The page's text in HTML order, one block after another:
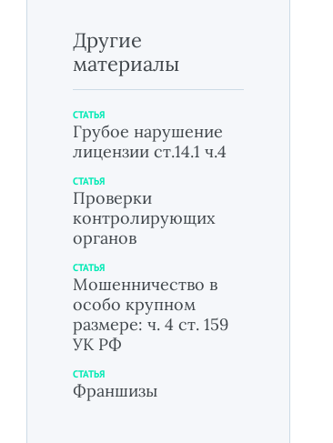
Другие
материалы
СТАТЬЯ
Грубое нарушение
лицензии ст.14.1 ч.4
СТАТЬЯ
Проверки
контролирующих
органов
СТАТЬЯ
Мошенничество в
особо крупном
размере: ч. 4 ст. 159
УК РФ
СТАТЬЯ
Франшизы